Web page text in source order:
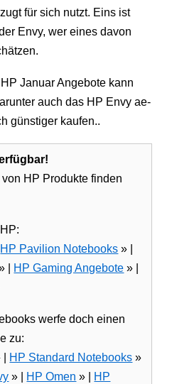
für sich nutzt. Eins ist
Envy, wer eines davon
Januar Angebote kann
auch das HP Envy ae-
günstiger kaufen..
HP Produkte finden
HP Pavilion Notebooks » |
| HP Gaming Angebote » |
werfe doch einen
zu:
HP Standard Notebooks »
» | HP Omen » | HP